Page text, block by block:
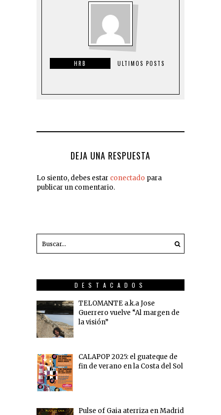
HRB ULTIMOS POSTS
DEJA UNA RESPUESTA
Lo siento, debes estar conectado para
publicar un comentario.
DESTACADOS
TELOMANTE a.k.a Jose
Guerrero vuelve “Al margen de
la visión”
CALAPOP 2025: el guateque de
fin de verano en la Costa del Sol
Pulse of Gaia aterriza en Madrid